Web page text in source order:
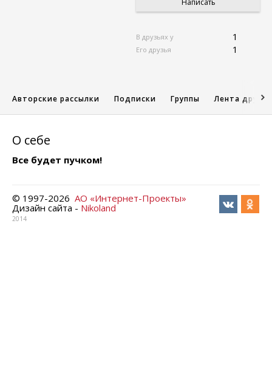
Написать
В друзьях у 1
Его друзья 1
Авторские рассылки Подписки Группы Лента друзей
О себе
Все будет пучком!
© 1997-2026 АО «Интернет-Проекты»
Дизайн сайта - Nikoland
2014